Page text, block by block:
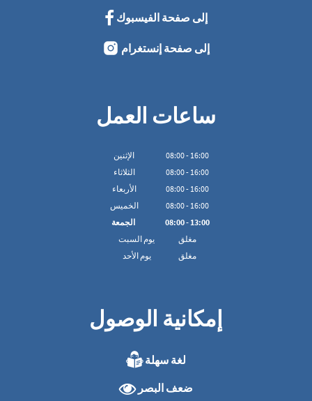
إلى صفحة الفيسبوك
إلى صفحة إنستغرام
ساعات العمل
الإثنين 08:00- 16:00
الثلاثاء
08:00- 16:00
الأربعاء
08:00- 16:00
الخميس
08:00- 16:00
الجمعة
08:00- 13:00
يوم السبت
مغلق
يوم الأحد
مغلق
إمكانية الوصول
لغة سهلة
ضعف البصر